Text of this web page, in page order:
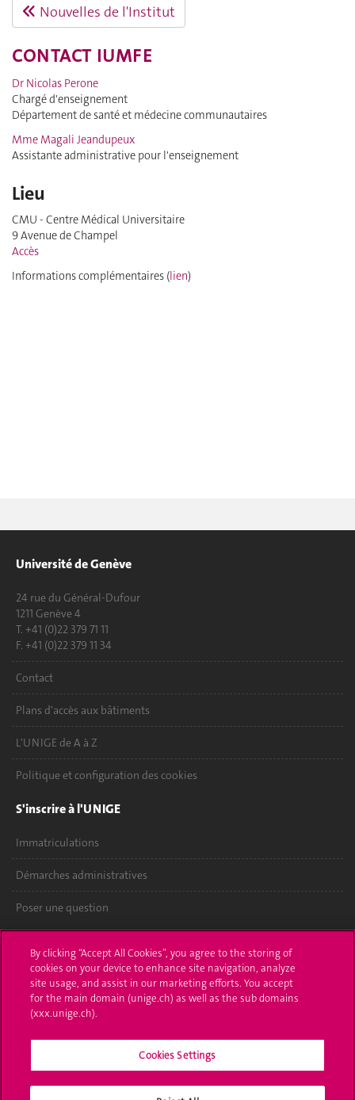
Nouvelles de l'Institut
CONTACT IUMFE
Dr Nicolas Perone
Chargé d'enseignement
Département de santé et médecine communautaires
Mme Magali Jeandupeux
Assistante administrative pour l'enseignement
Lieu
CMU - Centre Médical Universitaire
9 Avenue de Champel
Accès
Informations complémentaires (lien)
Université de Genève
24 rue du Général-Dufour
1211 Genève 4
T. +41 (0)22 379 71 11
F. +41 (0)22 379 11 34
Contact
Plans d'accès aux bâtiments
L'UNIGE de A à Z
Politique et configuration des cookies
S'inscrire à l'UNIGE
Immatriculations
Démarches administratives
Poser une question
UNIGE Mobile
Médias
Offres d'emploi
Bibliothèque
By clicking “Accept All Cookies”, you agree to the storing of
cookies on your device to enhance site navigation, analyze
site usage, and assist in our marketing efforts. You accept
for the main domain (unige.ch) as well as the sub domains
(xxx.unige.ch).
Cookies Settings